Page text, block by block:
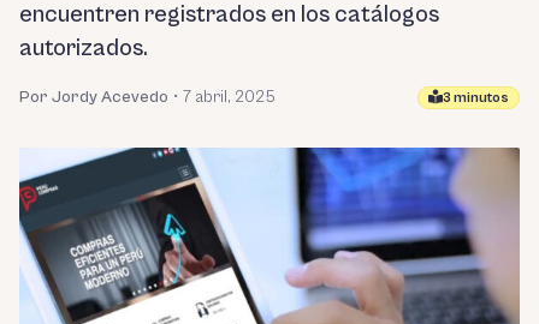
encuentren registrados en los catálogos
autorizados.
Por Jordy Acevedo • 7 abril, 2025 3 minutos